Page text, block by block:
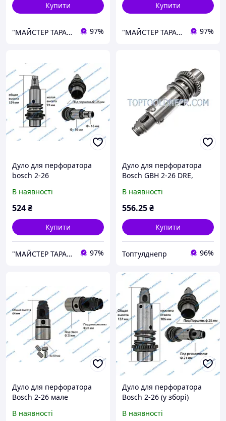
Купити
"МАЙСТЕР ТАРАС" інтернет магазин запчастин та комплектуючих 97%
Купити
"МАЙСТЕР ТАРАС" інтернет магазин запчастин та комплектуючих 97%
Дуло для перфоратора
bosch 2-26
В наявності
524₴
Купити
"МАЙСТЕР ТАРАС" інтернет магазин запчастин та комплектуючих 97%
Дуло для перфоратора
Bosch GBH 2-26 DRE,
В наявності
556.25₴
Купити
Топтулднепр 96%
Дуло для перфоратора
Bosch 2-26 мале
В наявності
Дуло для перфоратора
Bosch 2-26 (у зборі)
В наявності